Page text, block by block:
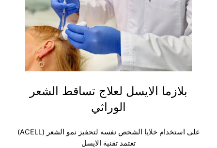
بلازما الايسل لعلاج تساقط الشعر
الوراثي
على استخدام خلايا الشخص نفسه لتحفيز نمو الشعر (ACELL)
تعتمد تقنية الايسل